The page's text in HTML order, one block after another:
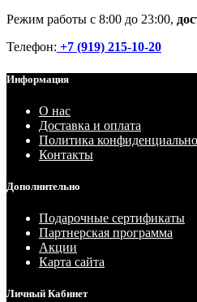
Режим работы с 8:00 до 23:00,
Телефон: +7 (919) 215-10-20
Информация
О нас
Доставка и оплата
Политика
Контакты
Дополнительно
Подарочные сертификаты
Партнерская программа
Акции
Карта сайта
Личный Кабинет